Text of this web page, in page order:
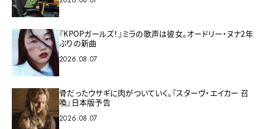
『KPOPガールズ！』ミラの歌声は彼女。オードリー・ヌナ2年
ぶりの新曲
2026.08.07
骨だったウサギに肉がついていく。『スターヴ・エイカー 召
喚』日本版予告
2026.08.07